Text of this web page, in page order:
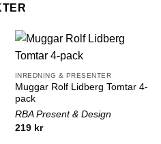
INREDNING & PRESENTER
Muggar Rolf Lidberg Tomtar 4-
pack
RBA Present & Design
219 kr